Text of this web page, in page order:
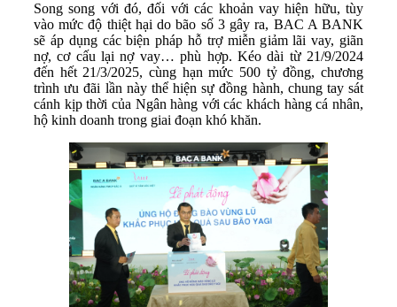
Song song với đó, đối với các khoản vay hiện hữu, tùy
vào mức độ thiệt hại do bão số 3 gây ra, BAC A BANK
sẽ áp dụng các biện pháp hỗ trợ miễn giảm lãi vay, giãn
nợ, cơ cấu lại nợ vay… phù hợp. Kéo dài từ 21/9/2024
đến hết 21/3/2025, cùng hạn mức 500 tỷ đồng, chương
trình ưu đãi lần này thể hiện sự đồng hành, chung tay sát
cánh kịp thời của Ngân hàng với các khách hàng cá nhân,
hộ kinh doanh trong giai đoạn khó khăn.